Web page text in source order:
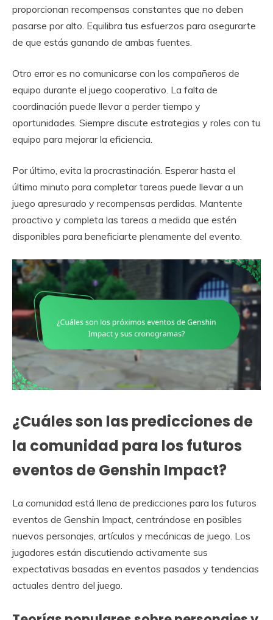
proporcionan recompensas constantes que no deben
pasarse por alto. Equilibra tus esfuerzos para asegurarte
de que estás ganando de ambas fuentes.
Otro error es no comunicarse con los compañeros de
equipo durante el juego cooperativo. La falta de
coordinación puede llevar a perder tiempo y
oportunidades. Siempre discute estrategias y roles con tu
equipo para mejorar la eficiencia.
Por último, evita la procrastinación. Esperar hasta el
último minuto para completar tareas puede llevar a un
juego apresurado y recompensas perdidas. Mantente
proactivo y completa las tareas a medida que estén
disponibles para beneficiarte plenamente del evento.
¿Cuáles son las predicciones de
la comunidad para los futuros
eventos de Genshin Impact?
La comunidad está llena de predicciones para los futuros
eventos de Genshin Impact, centrándose en posibles
nuevos personajes, artículos y mecánicas de juego. Los
jugadores están discutiendo activamente sus
expectativas basadas en eventos pasados y tendencias
actuales dentro del juego.